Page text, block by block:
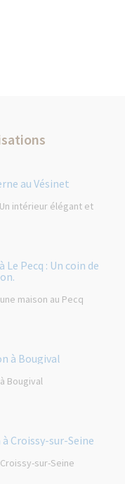
intérieur élégant et
maison au Pecq
Bougival
sur-Seine